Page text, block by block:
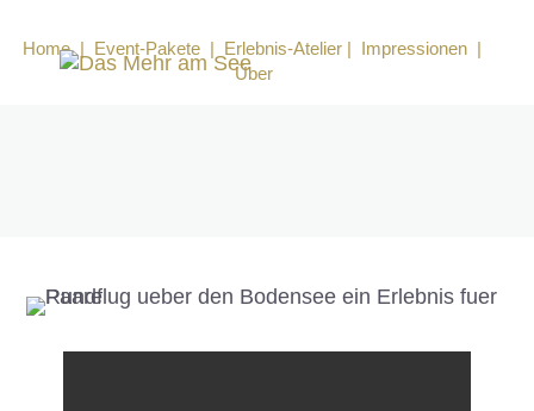
Home| Event-Pakete| Erlebnis-Atelier| Impressionen|
Über